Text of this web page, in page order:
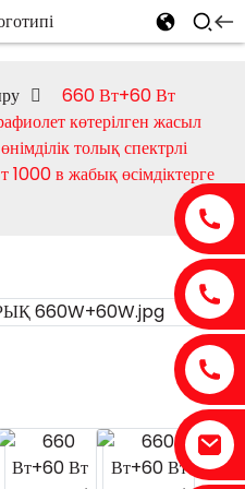
660 Вт+60 Вт
көтерілген жасыл
толық спектрлі
в жабық өсімдіктерге